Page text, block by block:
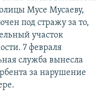
Мусе Мусаеву,
под стражу за то,
участок
7 февраля
служба вынесла
за нарушение